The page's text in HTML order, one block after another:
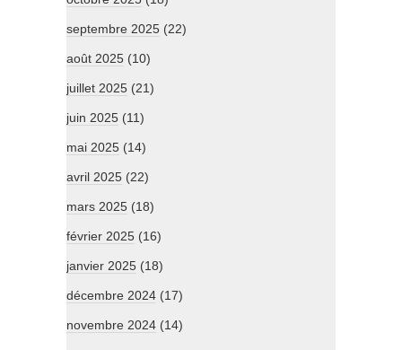
septembre 2025 (22)
août 2025 (10)
juillet 2025 (21)
juin 2025 (11)
mai 2025 (14)
avril 2025 (22)
mars 2025 (18)
février 2025 (16)
janvier 2025 (18)
décembre 2024 (17)
novembre 2024 (14)